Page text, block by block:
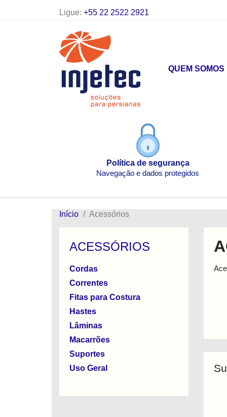
Ligue: +55 22 2522 2921
QUEM SOMOS
Política de segurança
Navegação e dados protegidos
Início Acessórios
ACESSÓRIOS
Cordas
Correntes
Fitas para Costura
Hastes
Lâminas
Macarrões
Suportes
Uso Geral